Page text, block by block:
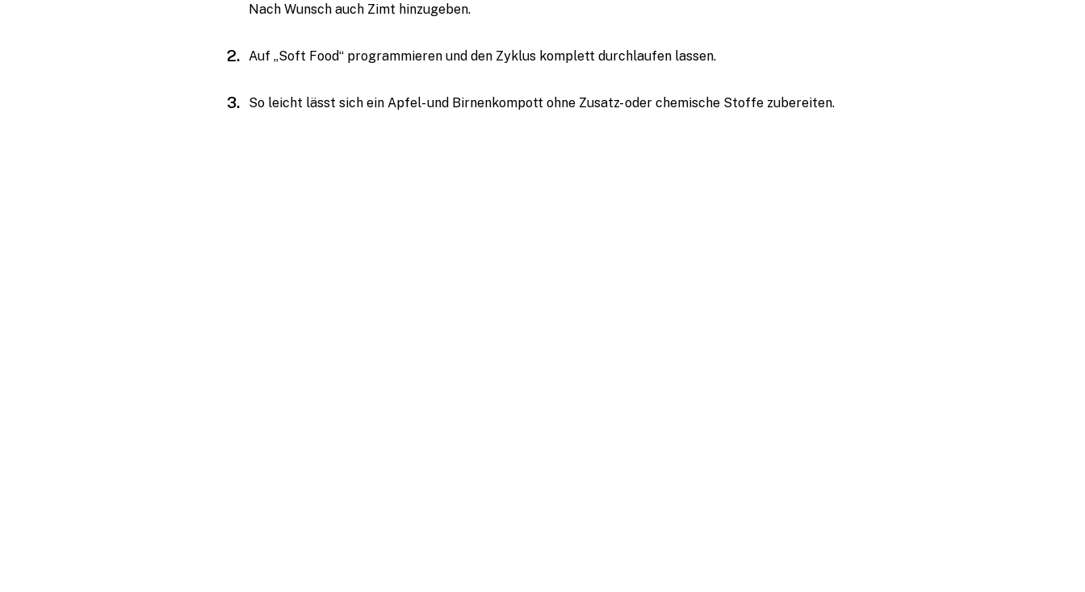
Nach Wunsch auch Zimt hinzugeben.
Auf „Soft Food“ programmieren und den Zyklus komplett durchlaufen lassen.
So leicht lässt sich ein Apfel- und Birnenkompott ohne Zusatz- oder chemische Stoffe zubereiten.